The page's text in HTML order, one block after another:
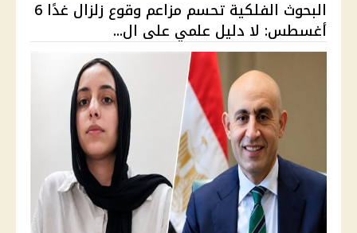
البحوث الفلكية تحسم مزاعم وقوع زلزال غدًا 6
أغسطس: لا دليل علمي على ال...